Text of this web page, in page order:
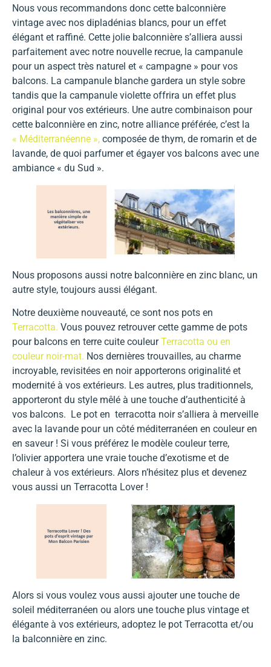
Nous vous recommandons donc cette balconnière
vintage avec nos dipladénias blancs, pour un effet
élégant et raffiné. Cette jolie balconnière s’alliera aussi
parfaitement avec notre nouvelle recrue, la campanule
pour un aspect très naturel et « campagne » pour vos
balcons. La campanule blanche gardera un style sobre
tandis que la campanule violette offrira un effet plus
original pour vos extérieurs. Une autre combinaison pour
cette balconnière en zinc, notre alliance préférée, c’est la
« Méditerranéenne », composée de thym, de romarin et de
lavande, de quoi parfumer et égayer vos balcons avec une
ambiance « du Sud ».
Nous proposons aussi notre balconnière en zinc blanc, un
autre style, toujours aussi élégant.
Notre deuxième nouveauté, ce sont nos pots en
Terracotta. Vous pouvez retrouver cette gamme de pots
pour balcons en terre cuite couleurTerracotta ou en
couleur noir-mat. Nos dernières trouvailles, au charme
incroyable, revisitées en noir apporterons originalité et
modernité à vos extérieurs. Les autres, plus traditionnels,
apporteront du style mêlé à une touche d’authenticité à
vos balcons. Le pot en terracotta noir s’alliera à merveille
avec la lavande pour un côté méditerranéen en couleur en
en saveur ! Si vous préférez le modèle couleur terre,
l’olivier apportera une vraie touche d’exotisme et de
chaleur à vos extérieurs. Alors n’hésitez plus et devenez
vous aussi un Terracotta Lover !
Alors si vous voulez vous aussi ajouter une touche de
soleil méditerranéen ou alors une touche plus vintage et
élégante à vos extérieurs, adoptez le pot Terracotta et/ou
la balconnière en zinc.